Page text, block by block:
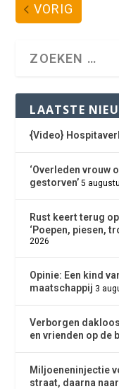
VORIG
LAATSTE
{Video}
‘Overleden vrouw
gestorven’ 5
Rust keert terug
‘Poepen, piesen,
2026
Opinie: Een kind
maatschappij 3
Verborgen
en vrienden op de
Miljoeneninjectie
straat, daarna naar